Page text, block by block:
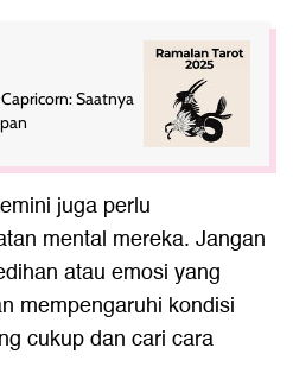
Saatnya
juga perlu
mental mereka. Jangan
atau emosi yang
mempengaruhi kondisi
cukup dan cari cara